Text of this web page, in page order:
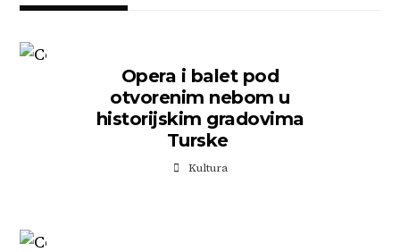
Opera i balet pod
otvorenim nebom u
historijskim gradovima
Turske
Kultura